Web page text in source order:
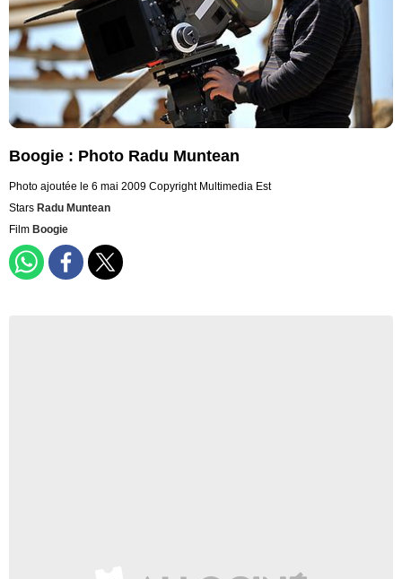
Boogie : Photo Radu Muntean
Photo ajoutée le 6 mai 2009 Copyright Multimedia Est
Stars Radu Muntean
Film Boogie